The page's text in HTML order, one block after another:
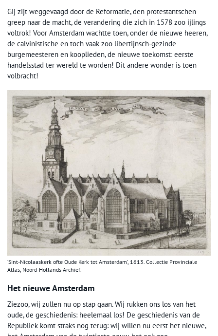
Gij zijt weggevaagd door de Reformatie, den protestantschen
greep naar de macht, de verandering die zich in 1578 zoo ijlings
voltrok! Voor Amsterdam wachtte toen, onder de nieuwe heeren,
de calvinistische en toch vaak zoo libertijnsch-gezinde
burgemeesteren en kooplieden, de nieuwe toekomst: eerste
handelsstad ter wereld te worden! Dit andere wonder is toen
volbracht!
‘Sint-Nicolaaskerk ofte Oude Kerk tot Amsterdam’, 1613. Collectie Provinciale
Atlas, Noord-Hollands Archief.
Het nieuwe Amsterdam
Ziezoo, wij zullen nu op stap gaan. Wij rukken ons los van het
oude, de geschiedenis: heelemaal los! De geschiedenis van de
Republiek komt straks nog terug: wij willen nu eerst het nieuwe,